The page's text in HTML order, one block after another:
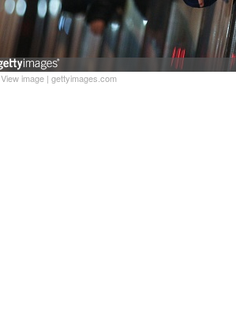
View image | gettyimages.com